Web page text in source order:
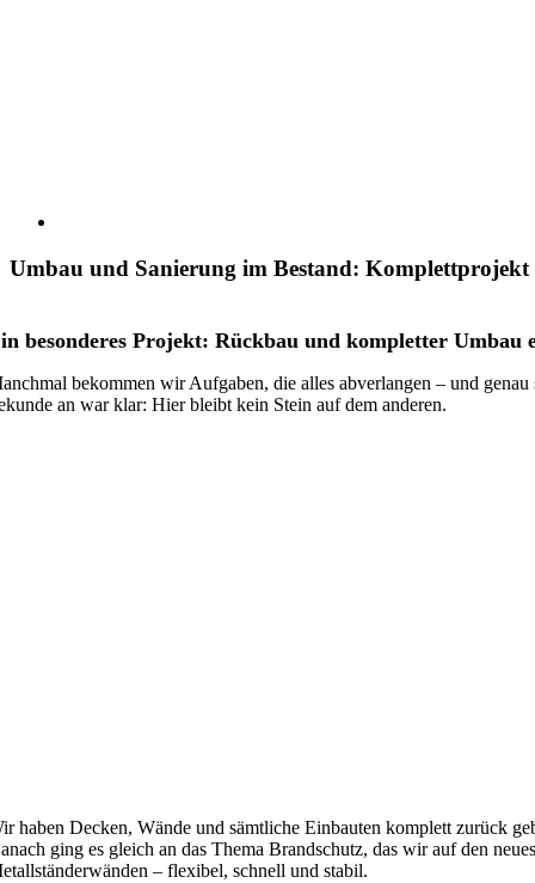
Umbau und Sanierung im Bestand:
besonderes Projekt: Rückbau und kompletter Umbau
bekommen wir Aufgaben, die alles abverlangen – und
an war klar: Hier bleibt kein Stein auf dem anderen.
haben Decken, Wände und sämtliche Einbauten komplett zurück
ging es gleich an das Thema Brandschutz, das wir auf den
– flexibel, schnell und stabil.